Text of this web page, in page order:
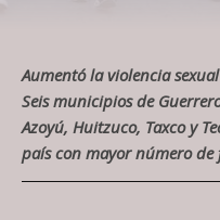
Aumentó la violencia
Seis municipios de
Azoyú, Huitzuco, Taxco y
país con mayor número